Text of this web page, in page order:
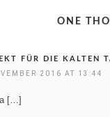
ONE
FÜR DIE KALTEN
2016 AT 13:44
[…]